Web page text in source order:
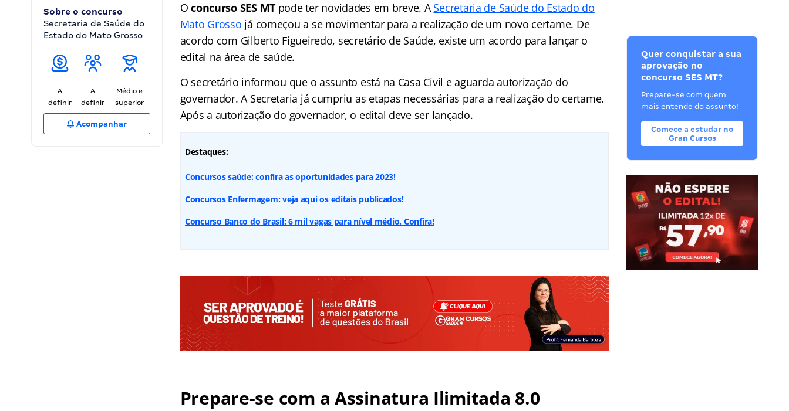
Sobre o concurso
Secretaria de Saúde do
Estado do Mato Grosso
A
definir
A
definir
Médio e
superior
Acompanhar
Oconcurso SES MT pode ter novidades em breve. ASecretaria de Saúde do Estado do
Mato Grosso já começou a se movimentar para a realização de um novo certame. De
acordo com Gilberto Figueiredo, secretário de Saúde, existe um acordo para lançar o
edital na área de saúde.
O secretário informou que o assunto está na Casa Civil e aguarda autorização do
governador. A Secretaria já cumpriu as etapas necessárias para a realização do certame.
Após a autorização do governador, o edital deve ser lançado.
Destaques:
Concursos saúde: confira as oportunidades para 2023!
Concursos Enfermagem: veja aqui os editais publicados!
Concurso Banco do Brasil: 6 mil vagas para nível médio. Confira!
Prepare-se com a Assinatura Ilimitada 8.0
Quer conquistar a sua
aprovação no
concurso SES MT?
Prepare-se com quem
mais entende do assunto!
Comece a estudar no
Gran Cursos